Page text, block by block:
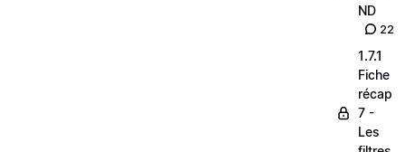
ND
22
1.7.1
Fiche
récap
7 -
Les